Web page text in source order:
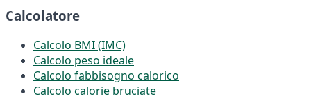
Calcolatore
Calcolo BMI (IMC)
Calcolo peso ideale
Calcolo fabbisogno calorico
Calcolo calorie bruciate